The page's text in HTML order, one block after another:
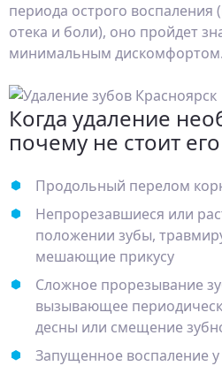
периода острого воспаления
отека и боли), оно пройдет
минимальным дискомфортом.
Когда удаление
почему не стоит
Продольный перелом
Непрорезавшиеся или
положении зубы,
мешающие прикусу
Сложное прорезывание
вызывающее
десны или смещение
Запущенное воспаление у